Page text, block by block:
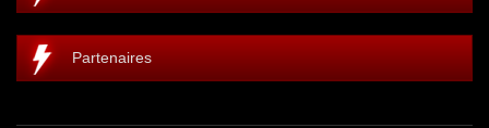
Partenaires